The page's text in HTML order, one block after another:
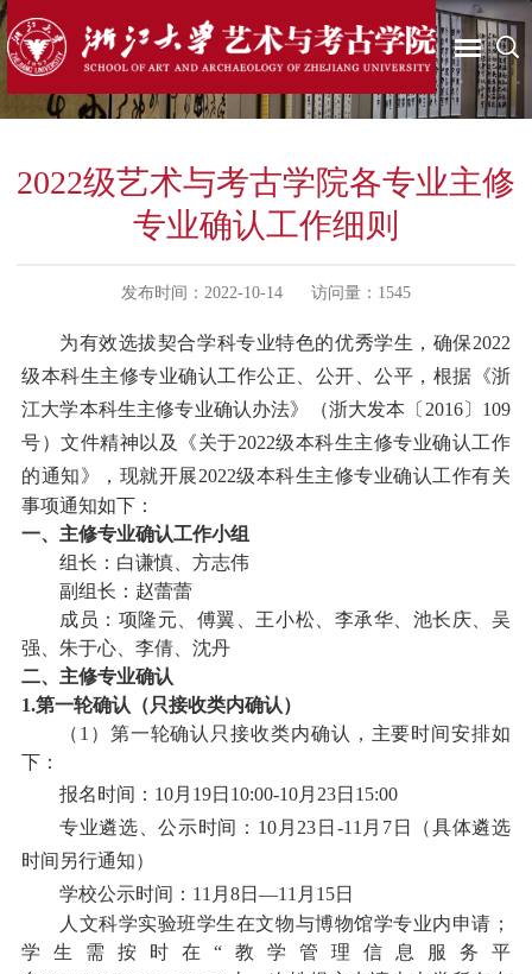
2022级艺术与考古学院各专业主修
专业确认工作细则
发布时间：2022-10-14 访问量： 1545
为有效选拔契合学科专业特色的优秀学生，确保2022
级本科生主修专业确认工作公正、公开、公平，根据《浙
江大学本科生主修专业确认办法》（浙大发本〔2016〕109
号）文件精神以及《关于2022级本科生主修专业确认工作
的通知》，现就开展2022级本科生主修专业确认工作有关
事项通知如下：
一、主修专业确认工作小组
组长： 白谦慎、方志伟
副组长：赵蕾蕾
成员： 项隆元、傅翼、王小松、李承华、池长庆、吴
强、朱于心、李倩、沈丹
二、主修专业确认
1.第一轮确认（只接收类内确认）
（ 1） 第一轮确认只接收类内确认，主要时间安排如
下：
报名时间： 10月19日10:00-10月23日15:00
专业遴选、公示时间： 10月23日-11月7日（具体遴选
时间另行通知）
学校公示时间： 11月8日—11月15日
人文科学实验班学生在文物与博物馆学专业内申请；
学生需按时在 “教学管理信息服务平